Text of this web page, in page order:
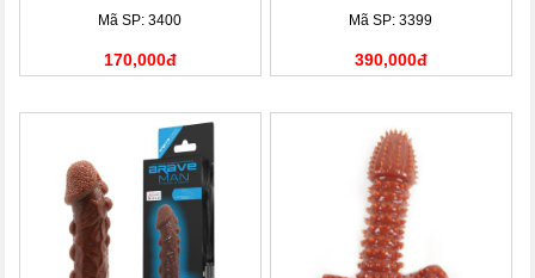
Mã SP: 3400
170,000đ
Mã SP: 3399
390,000đ